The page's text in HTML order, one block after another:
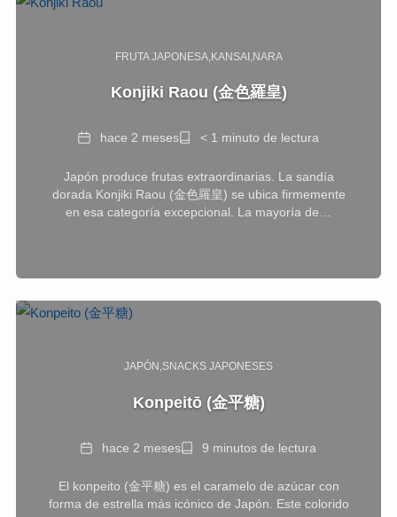
FRUTA JAPONESA KANSAI NARA
Konjiki Raou (金色羅皇)
Fechahace 2 mesesTiempo
lectura
< 1 minuto de lectura
Japón produce frutas extraordinarias. La sandía
dorada Konjiki Raou (金色羅皇) se ubica firmemente
en esa categoría excepcional. La mayoría de…
JAPÓN SNACKS JAPONESES
Konpeitō (金平糖)
Fechahace 2 mesesTiempo9 minutos de lectura
El konpeito (金平糖) es el caramelo de azúcar con
forma de estrella más icónico de Japón. Este colorido